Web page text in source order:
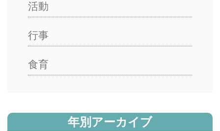
活動
行事
食育
年別アーカイブ